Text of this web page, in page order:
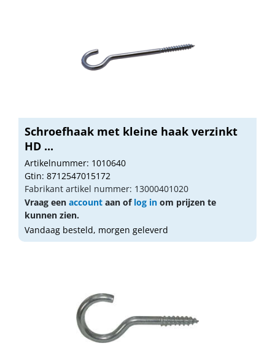
Schroefhaak met kleine haak verzinkt
HD ...
Artikelnummer: 1010640
Gtin: 8712547015172
Fabrikant artikel nummer: 13000401020
Vraag een account aan of log in om prijzen te
kunnen zien.
Vandaag besteld, morgen geleverd